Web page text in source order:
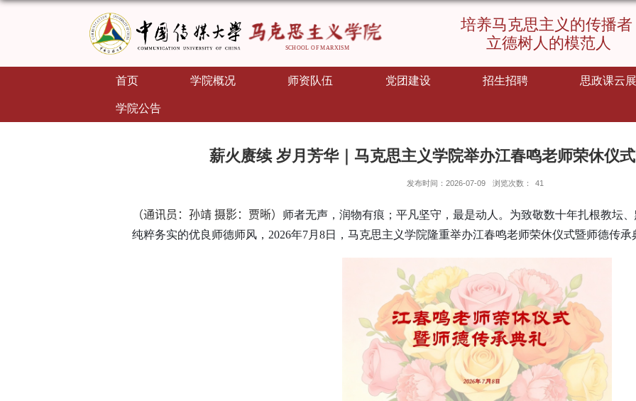
首页 学院概况 师资队伍 党团建设 招生招聘 思政课云
学院公告
薪火赓续 岁月芳华｜马克思主义学院举办江春鸣老师荣休仪
发布时间：2026-07-09 浏览次数： 41
（通讯员：孙靖 摄影：贾晰） 师者无声，润物有痕；平凡坚守，最是动人。为致敬数十年扎根教坛
纯粹务实的优良师德师风， 2026年7月 8日，马克思主义学院隆重举办江春鸣老师荣休仪式暨师德传承